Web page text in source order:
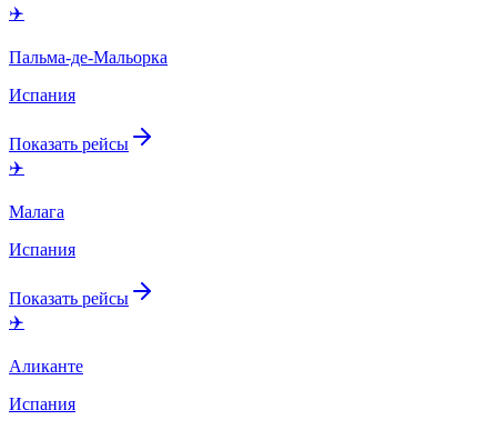
✈️
Пальма-де-Мальорка
Испания
Показать рейсы
✈️
Малага
Испания
Показать рейсы
✈️
Аликанте
Испания